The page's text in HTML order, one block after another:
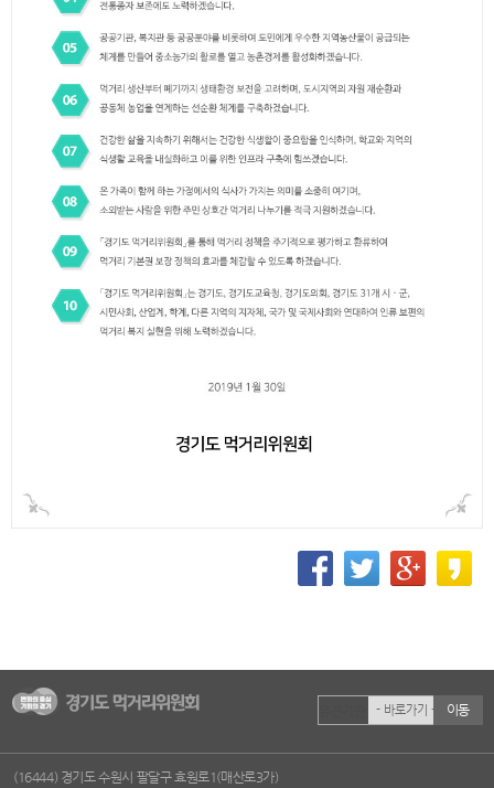
(16444) 경기도 수원시 팔달구 효원로1(매산로3가)
이동